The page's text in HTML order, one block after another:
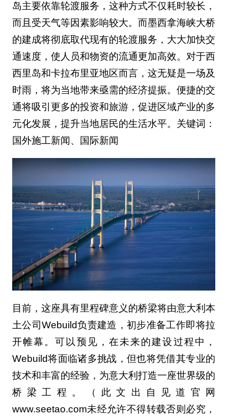
岛主要依靠轮渡服务，这种方式不仅耗时较长，
而且受天气等因素影响较大。而墨西拿海峡大桥
的建成将彻底取代现有的轮渡服务，大大加快交
通速度，使人员和物资的流通更加高效。对于西
西里岛和卡拉布里亚地区而言，这无疑是一场及
时雨，将为当地带来亟需的经济提振。便捷的交
通将吸引更多的投资和旅游，促进区域产业的多
元化发展，提升当地居民的生活水平。关键词：
国外施工新闻、国际新闻
目前，这座具有里程碑意义的桥梁将由意大利本
土公司Webuild负责建造，初步准备工作即将拉
开帷幕。可以预见，在未来的建设过程中，
Webuild将面临诸多挑战，但也将凭借其专业的
技术和丰富的经验，为意大利打造一座世界级的
桥梁工程。（此文出自见道官网
www.seetao.com未经允许不得转载否则必究，